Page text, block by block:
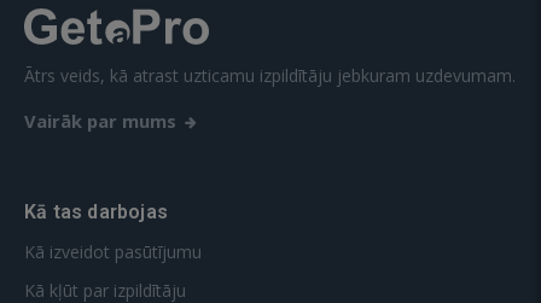
Ātrs veids, kā atrast uzticamu izpildītāju jebkuram uzdevumam.
Vairāk par mums
Kā tas darbojas
Kā izveidot pasūtījumu
Kā kļūt par izpildītāju